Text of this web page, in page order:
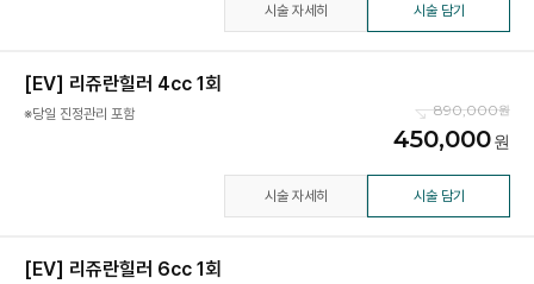
시술 자세히 시술 담기
[EV] 리쥬란힐러 4cc 1회
※당일 진정관리 포함 890,000
450,000
시술 자세히 시술 담기
[EV] 리쥬란힐러 6cc 1회